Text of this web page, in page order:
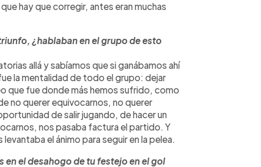
hay que corregir, antes eran muchas
¿hablaban en el grupo de esto
allá y sabíamos que si ganábamos ahí
la mentalidad de todo el grupo: dejar
que fue donde más hemos sufrido, como
no querer equivocarnos, no querer
de salir jugando, de hacer un
nos pasaba factura el partido. Y
el ánimo para seguir en la pelea.
en el desahogo de tu festejo en el gol